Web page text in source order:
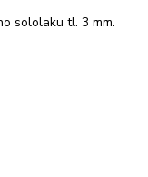
sololaku tl. 3 mm.